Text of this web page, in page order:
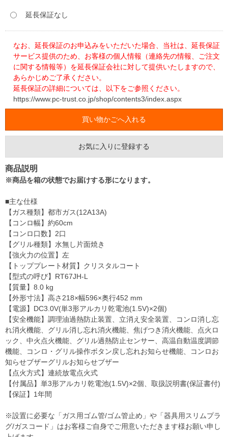
延長保証なし
なお、延長保証のお申込みをいただいた場合、当社は、延長保証
サービス提供のため、お客様の個人情報（連絡先の情報、ご注文
に関する情報等）を延長保証会社に対して提供いたしますので、
あらかじめご了承ください。
延長保証の詳細については、以下をご参照ください。
https://www.pc-trust.co.jp/shop/contents3/index.aspx
お気に入りに登録する
商品説明
※商品を箱の状態でお届けする形になります。
■主な仕様
【ガス種類】都市ガス(12A13A)
【コンロ幅】約60cm
【コンロ口数】2口
【グリル種類】水無し片面焼き
【強火力の位置】左
【トッププレート材質】クリスタルコート
【型式の呼び】RT67JH-L
【質量】8.0 kg
【外形寸法】高さ218×幅596×奥行452 mm
【電源】DC3.0V(単3形アルカリ乾電池(1.5V)×2個)
【安全機能】調理油過熱防止装置、立消え安全装置、コンロ消し忘
れ消火機能、グリル消し忘れ消火機能、焦げつき消火機能、点火ロ
ック、中火点火機能、グリル過熱防止センサー、高温自動温度調節
機能、コンロ・グリル操作ボタン戻し忘れお知らせ機能、コンロお
知らせブザーグリルお知らせブザー
【点火方式】連続放電点火式
【付属品】単3形アルカリ乾電池(1.5V)×2個、取扱説明書(保証書付)
【保証】1年間
※設置に必要な「ガス用ゴム管/ゴム管止め」や「器具用スリムプラ
グ/ガスコード」はお客様ご自身でご用意いただきます様お願い申し